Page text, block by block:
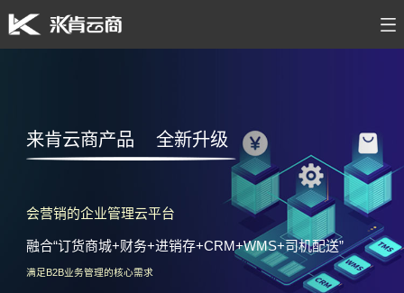
来肯云商产品 全新升级
会营销的企业管理云平台
融合“订货商城+财务+进销存+CRM+WMS+司机配送”
满足B2B业务管理的核心需求